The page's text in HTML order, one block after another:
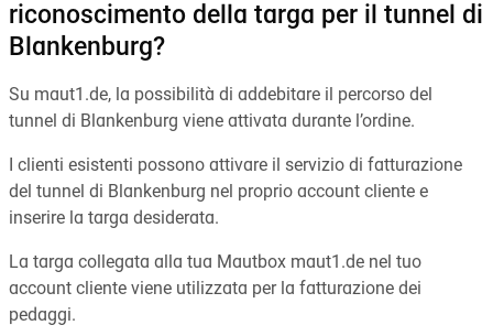
riconoscimento della targa per il tunnel di
Blankenburg?
Su maut1.de, la possibilità di addebitare il percorso del
tunnel di Blankenburg viene attivata durante l’ordine.
I clienti esistenti possono attivare il servizio di fatturazione
del tunnel di Blankenburg nel proprio account cliente e
inserire la targa desiderata.
La targa collegata alla tua Mautbox maut1.de nel tuo
account cliente viene utilizzata per la fatturazione dei
pedaggi.